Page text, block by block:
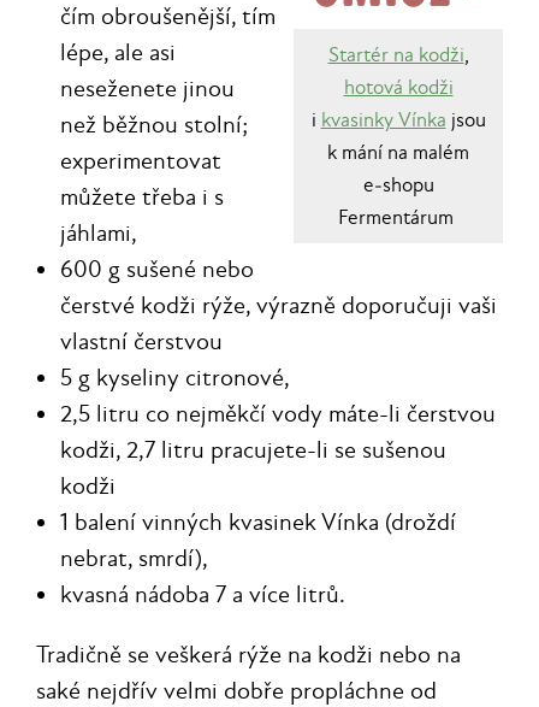
Startér na kodži,
hotová kodži
i kvasinky Vínka jsou
k mání na malém
e‑shopu
Fermentárum
čím obroušenější, tím
lépe, ale asi
neseženete jinou
než běžnou stolní;
experimentovat
můžete třeba i s
jáhlami,
600 g sušené nebo
čerstvé kodži rýže, výrazně doporučuji vaši
vlastní čerstvou
5 g kyseliny citronové,
2,5 litru co nejměkčí vody máte-li čerstvou
kodži, 2,7 litru pracujete-li se sušenou
kodži
1 balení vinných kvasinek Vínka (droždí
nebrat, smrdí),
kvasná nádoba 7 a více litrů.
Tradičně se veškerá rýže na kodži nebo na
saké nejdřív velmi dobře propláchne od